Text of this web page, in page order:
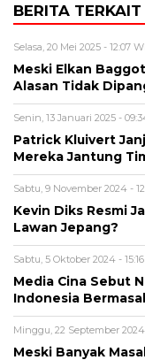
BERITA TERKAIT
Selasa, 20 Mei 2025 - 12:07
Meski Elkan
Alasan Tidak
Senin, 13 Januari 2025 -
Patrick Kluivert
Mereka Jantung
Sabtu, 9 November 2024 -
Kevin Diks Resmi
Lawan Jepang?
Sabtu, 5 Oktober 2024 -
Media Cina Sebut
Indonesia
Minggu, 22 September 2024
Meski Banyak